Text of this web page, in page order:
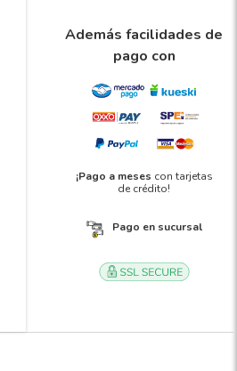
Además facilidades de
pago con
¡Pago a meses con tarjetas
de crédito!
Pago en sucursal